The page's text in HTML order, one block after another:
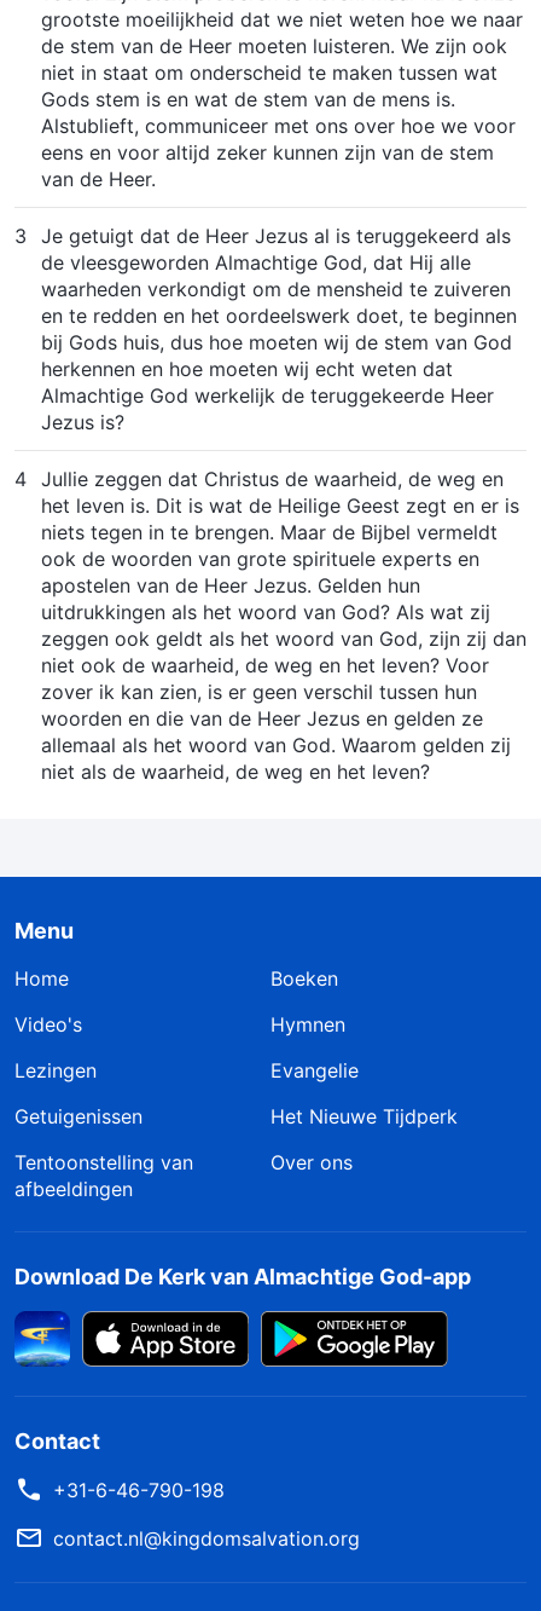
grootste moeilijkheid dat we niet weten hoe we naar
de stem van de Heer moeten luisteren. We zijn ook
niet in staat om onderscheid te maken tussen wat
Gods stem is en wat de stem van de mens is.
Alstublieft, communiceer met ons over hoe we voor
eens en voor altijd zeker kunnen zijn van de stem
van de Heer.
3
Je getuigt dat de Heer Jezus al is teruggekeerd als
de vleesgeworden Almachtige God, dat Hij alle
waarheden verkondigt om de mensheid te zuiveren
en te redden en het oordeelswerk doet, te beginnen
bij Gods huis, dus hoe moeten wij de stem van God
herkennen en hoe moeten wij echt weten dat
Almachtige God werkelijk de teruggekeerde Heer
Jezus is?
4 Jullie zeggen dat Christus de waarheid, de weg en
het leven is. Dit is wat de Heilige Geest zegt en er is
niets tegen in te brengen. Maar de Bijbel vermeldt
ook de woorden van grote spirituele experts en
apostelen van de Heer Jezus. Gelden hun
uitdrukkingen als het woord van God? Als wat zij
zeggen ook geldt als het woord van God, zijn zij dan
niet ook de waarheid, de weg en het leven? Voor
zover ik kan zien, is er geen verschil tussen hun
woorden en die van de Heer Jezus en gelden ze
allemaal als het woord van God. Waarom gelden zij
niet als de waarheid, de weg en het leven?
Menu
Home
Boeken
Video's
Hymnen
Lezingen
Evangelie
Getuigenissen
Het Nieuwe Tijdperk
Tentoonstelling van
afbeeldingen
Over ons
Download De Kerk van Almachtige God-app
Contact
+31-6-46-790-198
contact.nl@kingdomsalvation.org